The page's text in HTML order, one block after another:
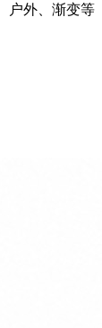
户外、渐变等